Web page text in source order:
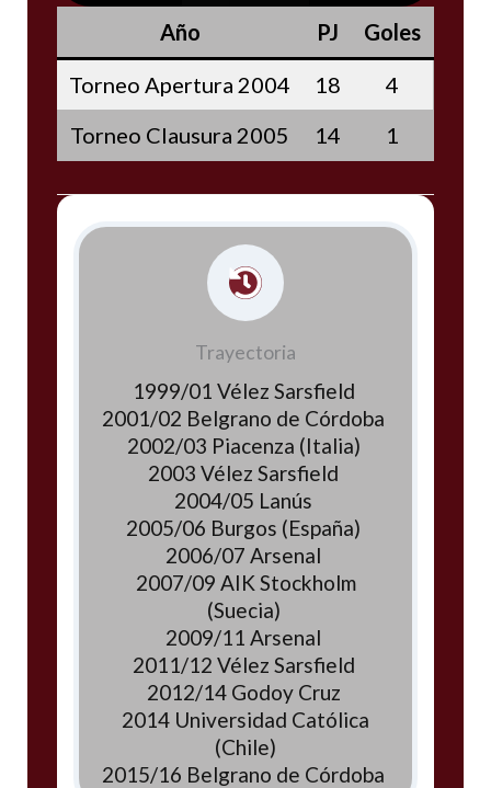
Año
PJ
Goles
Torneo Apertura 2004
18
4
Torneo Clausura 2005
14 1
Trayectoria
1999/01 Vélez Sarsfield
2001/02 Belgrano de Córdoba
2002/03 Piacenza (Italia)
2003 Vélez Sarsfield
2004/05 Lanús
2005/06 Burgos (España)
2006/07 Arsenal
2007/09 AIK Stockholm
(Suecia)
2009/11 Arsenal
2011/12 Vélez Sarsfield
2012/14 Godoy Cruz
2014 Universidad Católica
(Chile)
2015/16 Belgrano de Córdoba